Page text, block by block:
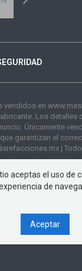
en
Los detalles
Únicamente
garantizan el
|
aceptas el uso de
de
Aceptar